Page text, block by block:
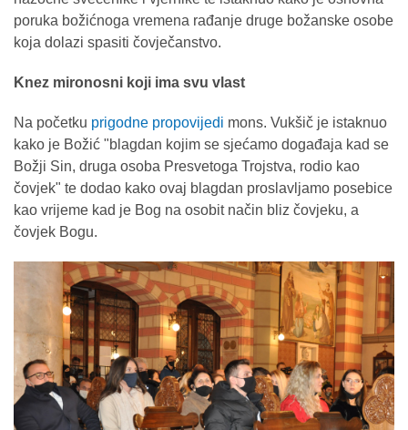
poruka božićnoga vremena rađanje druge božanske osobe
koja dolazi spasiti čovječanstvo.
Knez mironosni koji ima svu vlast
Na početku prigodne propovijedi mons. Vukšič je istaknuo
kako je Božić "blagdan kojim se sjećamo događaja kad se
Božji Sin, druga osoba Presvetoga Trojstva, rodio kao
čovjek" te dodao kako ovaj blagdan proslavljamo posebice
kao vrijeme kad je Bog na osobit način bliz čovjeku, a
čovjek Bogu.